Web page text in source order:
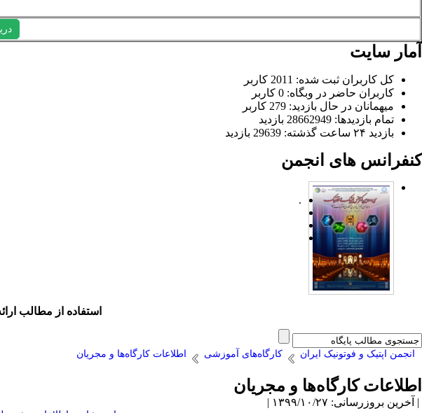
آمار سایت
کل کاربران ثبت شده: 2011 کاربر
کاربران حاضر در وبگاه: 0 کاربر
میهمانان در حال بازدید: 279 کاربر
تمام بازدید‌ها: 28662949 بازدید
بازدید ۲۴ ساعت گذشته: 29639 بازدید
کنفرانس های انجمن
.
استفاده از مطالب
انجمن اپتیک و فوتونیک ایران کارگاه‌های آموزشی اطلاعات کارگاه‌ها و مجریان
اطلاعات کارگاه‌ها و مجریان
| آخرین بروزرسانی: ۱۳۹۹/۱۰/۲۷ |